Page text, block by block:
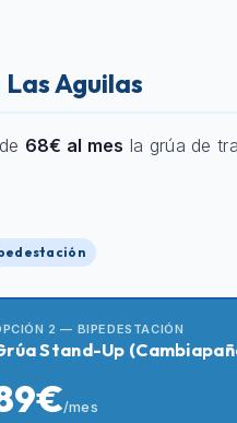
Aguilas
68€ al mes la grúa de
2 — BIPEDESTACIÓN
Stand-Up
/mes